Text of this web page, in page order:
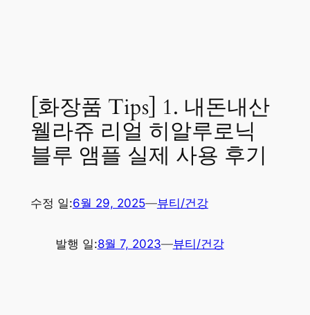
[화장품 Tips] 1. 내돈내산
웰라쥬 리얼 히알루로닉
블루 앰플 실제 사용 후기
수정 일:6월 29, 2025—뷰티/건강
발행 일:8월 7, 2023—뷰티/건강